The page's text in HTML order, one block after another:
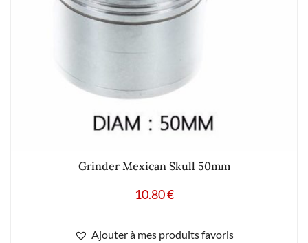
Grinder Mexican Skull 50mm
10.80€
Ajouter à mes produits favoris